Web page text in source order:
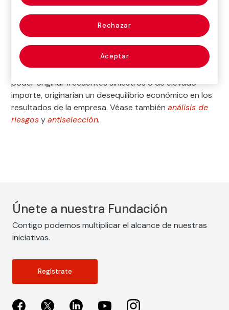
Conjunto de medidas, generalmente de carácter
técnico, adoptadas por una entidad aseguradora, en
virtud de las cuales la aceptación de riesgos está
orientada hacia aquellos que ofrecen menor
peligrosidad, evitando la cobertura de los que, por
poder originar frecuentes siniestros o de elevado
importe, originarían un desequilibrio económico en los
resultados de la empresa. Véase tambiénanálisis de
riesgosyantiselección.
Únete a nuestra Fundación
Contigo podemos multiplicar el alcance de nuestras
iniciativas.
Regístrate
Rechazar
Aceptar